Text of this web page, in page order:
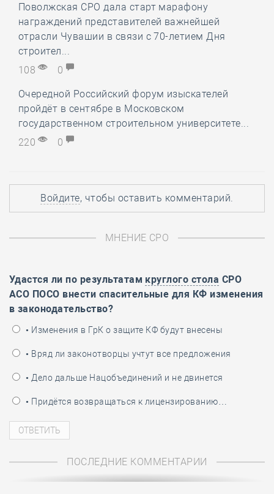
Поволжская СРО дала старт марафону
награждений представителей важнейшей
отрасли Чувашии в связи с 70-летием Дня
строител...
108
0
Очередной Российский форум изыскателей
пройдёт в сентябре в Московском
государственном строительном университете...
220
0
Войдите, чтобы оставить комментарий.
МНЕНИЕ СРО
Удастся ли по результатам круглого стола СРО
АСО ПОСО внести спасительные для КФ изменения
в законодательство?
• Изменения в ГрК о защите КФ будут внесены
• Вряд ли законотворцы учтут все предложения
• Дело дальше Нацобъединений и не двинется
• Придётся возвращаться к лицензированию…
ПОСЛЕДНИЕ КОММЕНТАРИИ